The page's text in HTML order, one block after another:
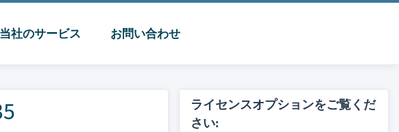
当社のサービス お問い合わせ
ライセンスオプションをご覧くだ
さい: